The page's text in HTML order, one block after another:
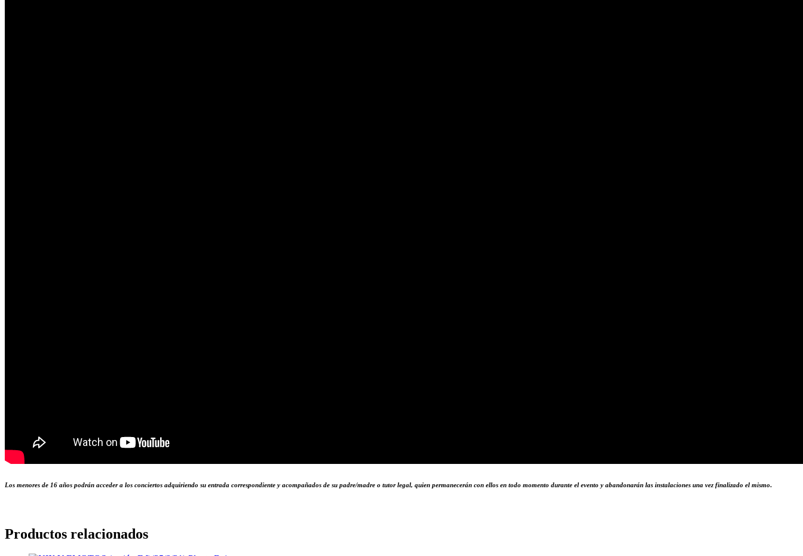
Los menores de 16 años podrán acceder a los conciertos adquiriendo su entrada correspondiente y acompañados de su padre/madre o tutor legal, quien permanecerán con ellos en todo momento durante el evento y abandonarán las instalaciones una vez finalizado el mismo.
Productos relacionados